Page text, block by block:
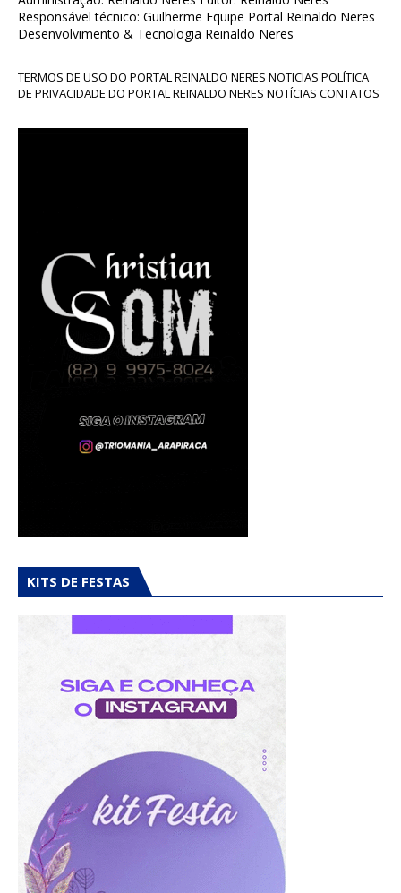
Responsável técnico: Guilherme Equipe Portal Reinaldo Neres
Desenvolvimento & Tecnologia Reinaldo Neres
TERMOS DE USO DO PORTAL REINALDO NERES NOTICIAS POLÍTICA
DE PRIVACIDADE DO PORTAL REINALDO NERES NOTÍCIAS CONTATOS
KITS DE FESTAS